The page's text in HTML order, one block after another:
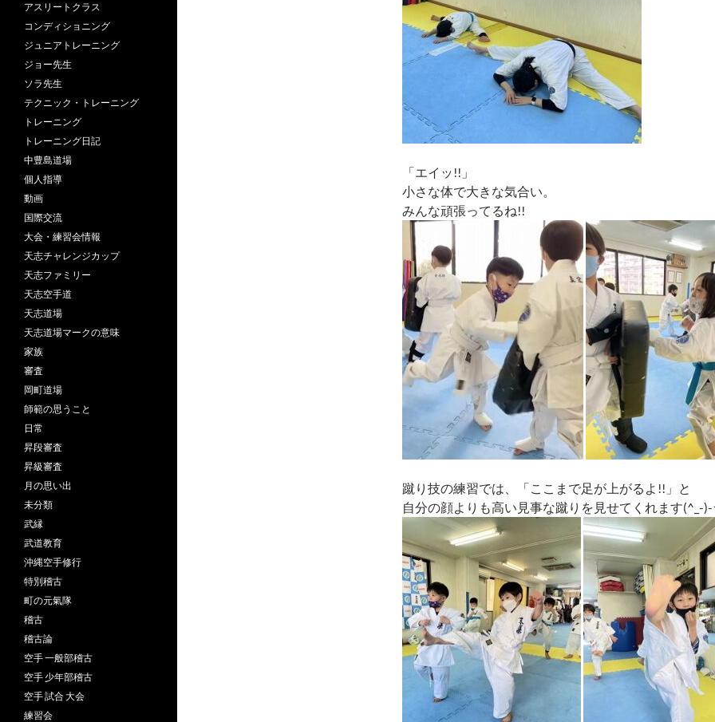
「エイッ!!」
小さな体で大きな気合い。
みんな頑張ってるね!!
蹴り技の練習では、「ここまで足が上がるよ!!」と
自分の顔よりも高い見事な蹴りを見せてくれます(^_-
アスリートクラス
コンディショニング
ジュニアトレーニング
ジョー先生
ソラ先生
テクニック・トレーニング
トレーニング
トレーニング日記
中豊島道場
個人指導
動画
国際交流
大会・練習会情報
天志チャレンジカップ
天志ファミリー
天志空手道
天志道場
天志道場マークの意味
家族
審査
岡町道場
師範の思うこと
日常
昇段審査
昇級審査
月の思い出
未分類
武縁
武道教育
沖縄空手修行
特別稽古
町の元氣隊
稽古
稽古論
空手 一般部稽古
空手 少年部稽古
空手 試合 大会
練習会